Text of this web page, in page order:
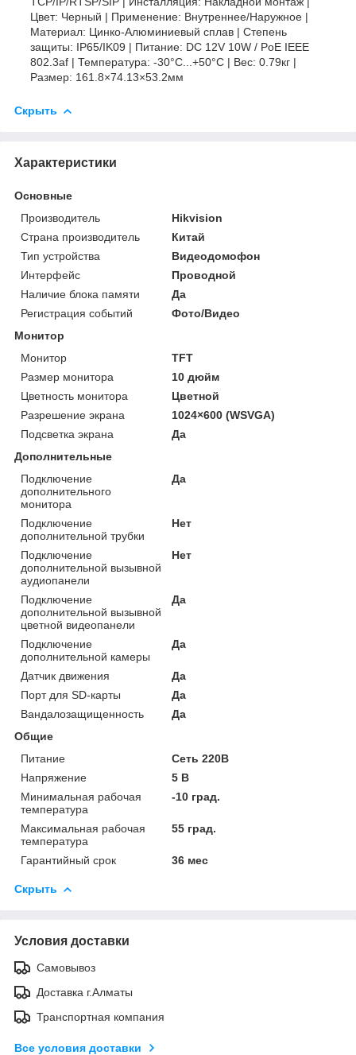
Цвет: Черный | Применение: Внутреннее/Наружное |
Материал: Цинко-Алюминиевый сплав | Степень
защиты: IP65/IK09 | Питание: DC 12V 10W / PoE IEEE
802.3af | Температура: -30°C...+50°C | Вес: 0.79кг |
Размер: 161.8×74.13×53.2мм
Скрыть
Характеристики
Основные
Производитель
Hikvision
Страна производитель
Китай
Тип устройства
Видеодомофон
Интерфейс
Проводной
Наличие блока памяти
Да
Регистрация событий
Фото/Видео
Монитор
Монитор
TFT
Размер монитора
10 дюйм
Цветность монитора
Цветной
Разрешение экрана
1024×600 (WSVGA)
Подсветка экрана
Да
Дополнительные
Подключение
дополнительного
монитора
Да
Подключение
дополнительной трубки
Нет
Подключение
дополнительной вызывной
аудиопанели
Нет
Подключение
дополнительной вызывной
цветной видеопанели
Да
Подключение
дополнительной камеры
Да
Датчик движения
Да
Порт для SD-карты
Да
Вандалозащищенность
Да
Общие
Питание
Сеть 220В
Напряжение
5 В
Минимальная рабочая
температура
-10 град.
Максимальная рабочая
температура
55 град.
Гарантийный срок 36 мес
Скрыть
Условия доставки
Самовывоз
Доставка г.Алматы
Транспортная компания
Все условия доставки